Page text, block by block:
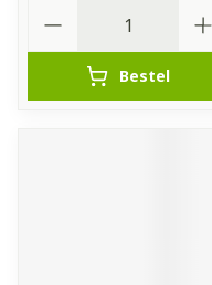
Bestel